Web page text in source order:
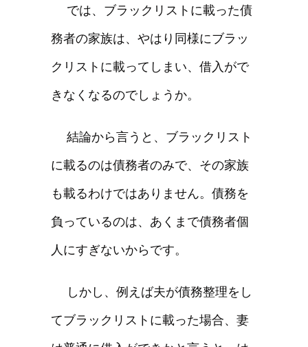
では、ブラックリストに載った債
務者の家族は、やはり同様にブラッ
クリストに載ってしまい、借入がで
きなくなるのでしょうか。
結論から言うと、ブラックリスト
に載るのは債務者のみで、その家族
も載るわけではありません。債務を
負っているのは、あくまで債務者個
人にすぎないからです。
しかし、例えば夫が債務整理をし
てブラックリストに載った場合、妻